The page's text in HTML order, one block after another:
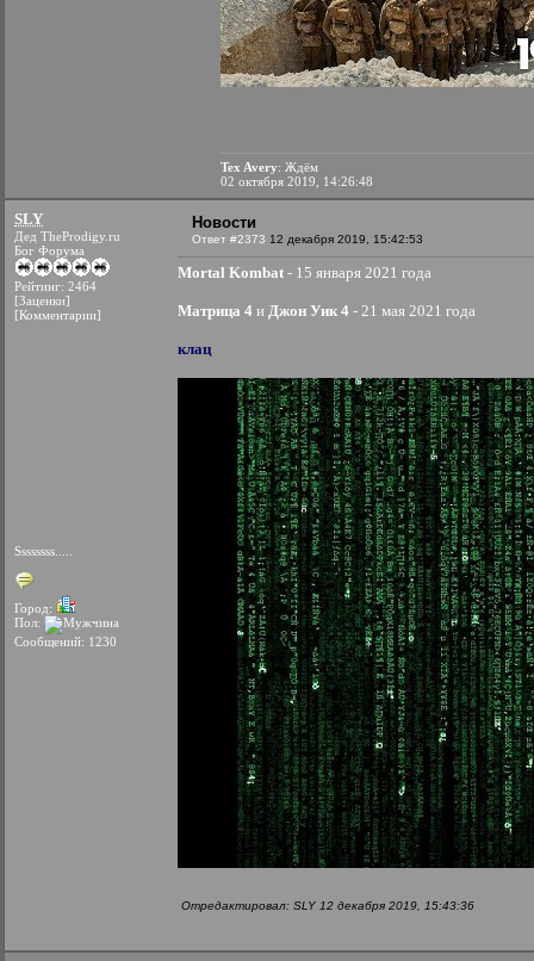
Tex Avery: Ждём
02 октября 2019, 14:26:48
SLY
Дед TheProdigy.ru
Бог Форума
Рейтинг: 2464
[Заценки]
[Комментарии]
Ssssssss.....
Город:
Пол:
Сообщений: 1230
Новости
Ответ #2373 12 декабря 2019, 15:42:53
Mortal Kombat - 15 января 2021 года
Матрица 4 и Джон Уик 4 - 21 мая 2021 года
клац
Отредактировал: SLY 12 декабря 2019, 15:43:36